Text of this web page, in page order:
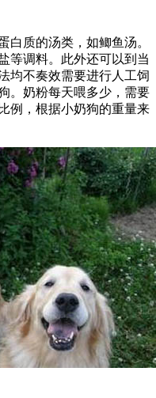
白质的汤类，如鲫鱼汤。
等调料。此外还可以到当
均不奏效需要进行人工饲
。奶粉每天喂多少，需要
例，根据小奶狗的重量来